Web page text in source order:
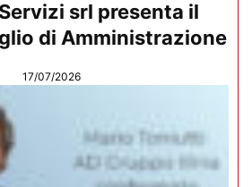
srl presenta il
di Amministrazione
17/07/2026